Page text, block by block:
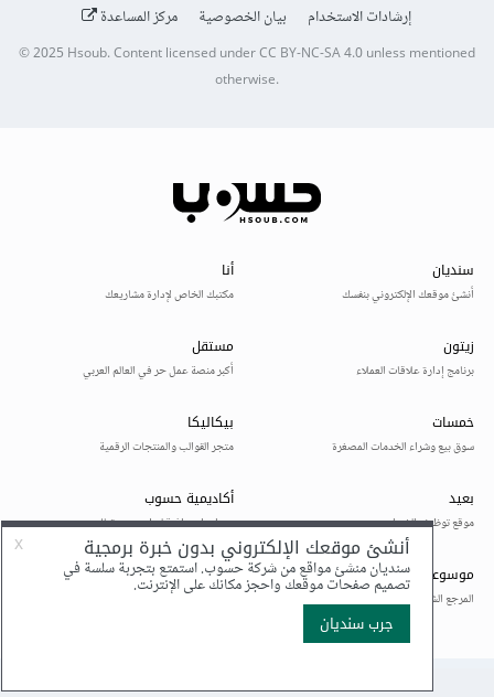
إرشادات الاستخدام
بيان الخصوصية مركز المساعدة
© 2025Hsoub.Content licensed underCC BY-NC-SA 4.0unless mentioned
otherwise.